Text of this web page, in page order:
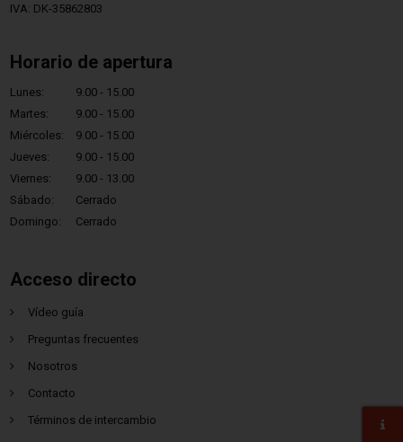
IVA: DK-35862803
Horario de apertura
Lunes:
9.00 - 15.00
Martes:
9.00 - 15.00
Miércoles:
9.00 - 15.00
Jueves:
9.00 - 15.00
Viernes:
9.00 - 13.00
Sábado:
Cerrado
Domingo:
Cerrado
Acceso directo
Vídeo guía
Preguntas frecuentes
Nosotros
Contacto
Términos de intercambio